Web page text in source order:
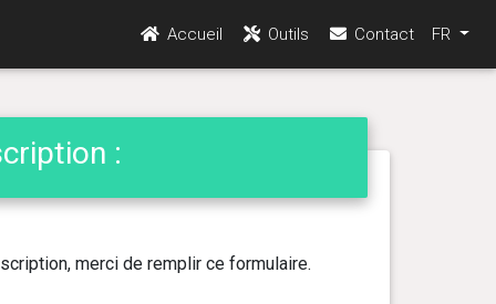
Accueil Outils Contact FR
:
merci de remplir ce formulaire.